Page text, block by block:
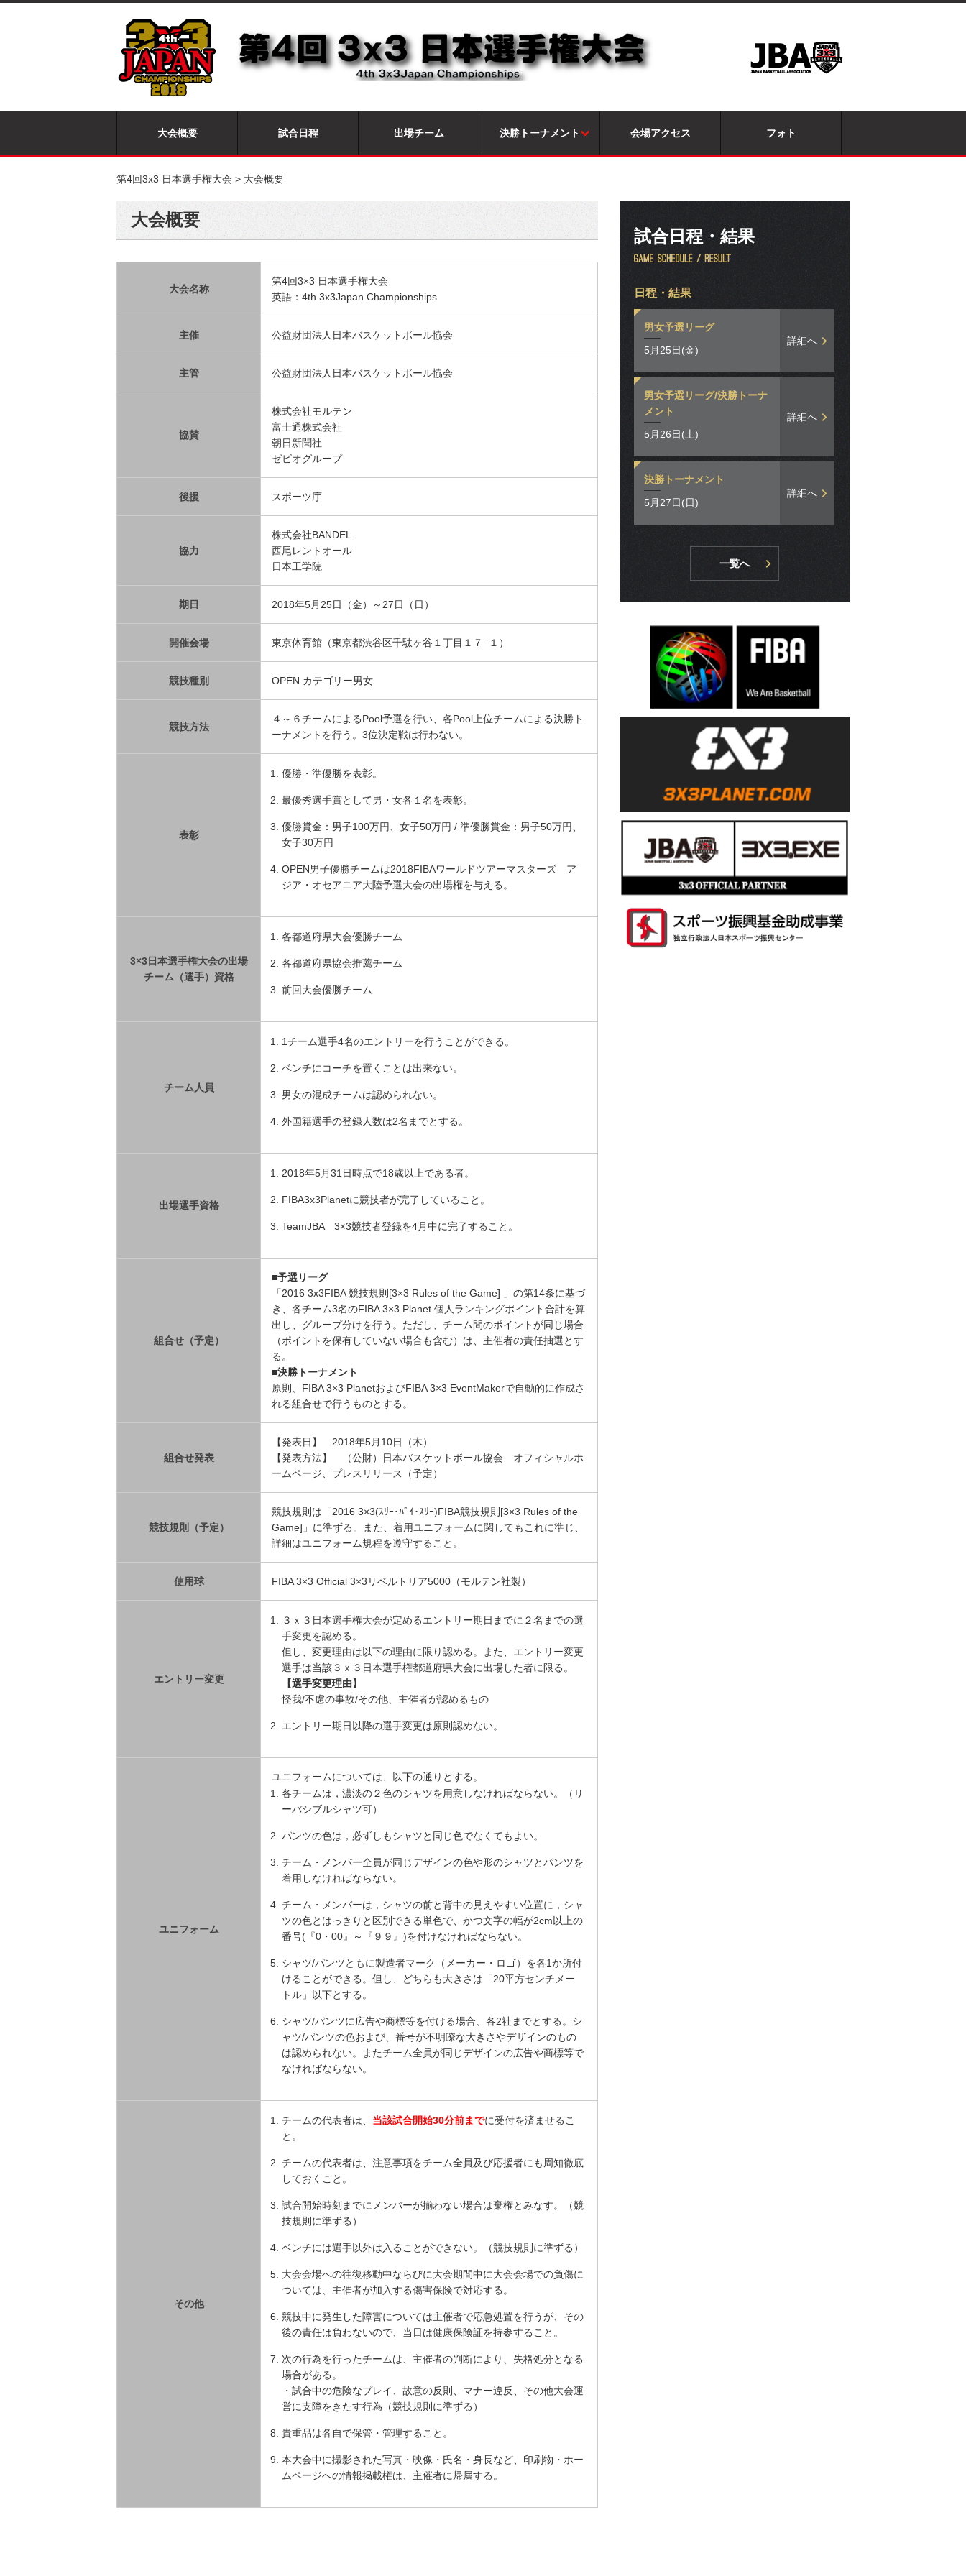
大会概要 試合日程 出場チーム 決勝トーナメント 会場アクセス フォト
第4回3x3 日本選手権大会 > 大会概要
大会概要
大会名称
第4回3×3 日本選手権大会
英語：4th 3x3Japan Championships
主催 公益財団法人日本バスケットボール協会
主管 公益財団法人日本バスケットボール協会
協賛
株式会社モルテン
富士通株式会社
朝日新聞社
ゼビオグループ
後援 スポーツ庁
協力
株式会社BANDEL
西尾レントオール
日本工学院
期日 2018年5月25日（金）～27日（日）
開催会場 東京体育館（東京都渋谷区千駄ヶ谷１丁目１７−１）
競技種別 OPEN カテゴリー男女
競技方法
４～６チームによるPool予選を行い、各Pool上位チームによる決勝ト
ーナメントを行う。3位決定戦は行わない。
表彰
優勝・準優勝を表彰。
最優秀選手賞として男・女各１名を表彰。
優勝賞金：男子100万円、女子50万円 / 準優勝賞金：男子50万円、
女子30万円
OPEN男子優勝チームは2018FIBAワールドツアーマスターズ ア
ジア・オセアニア大陸予選大会の出場権を与える。
3×3日本選手権大会の出場
チーム（選手）資格
各都道府県大会優勝チーム
各都道府県協会推薦チーム
前回大会優勝チーム
チーム人員
1チーム選手4名のエントリーを行うことができる。
ベンチにコーチを置くことは出来ない。
男女の混成チームは認められない。
外国籍選手の登録人数は2名までとする。
出場選手資格
2018年5月31日時点で18歳以上である者。
FIBA3x3Planetに競技者が完了していること。
TeamJBA 3×3競技者登録を4月中に完了すること。
組合せ（予定）
■予選リーグ
「2016 3x3FIBA 競技規則[3×3 Rules of the Game] 」の第14条に基づ
き、各チーム3名のFIBA 3×3 Planet 個人ランキングポイント合計を算
出し、グループ分けを行う。ただし、チーム間のポイントが同じ場合
（ポイントを保有していない場合も含む）は、主催者の責任抽選とす
る。
■決勝トーナメント
原則、FIBA 3×3 PlanetおよびFIBA 3×3 EventMakerで自動的に作成さ
れる組合せで行うものとする。
組合せ発表
【発表日】 2018年5月10日（木）
【発表方法】 （公財）日本バスケットボール協会 オフィシャルホ
ームページ、プレスリリース（予定）
競技規則（予定）
競技規則は「2016 3×3(ｽﾘｰ･ﾊﾞｲ･ｽﾘｰ)FIBA競技規則[3×3 Rules of the
Game]」に準ずる。また、着用ユニフォームに関してもこれに準じ、
詳細はユニフォーム規程を遵守すること。
使用球 FIBA 3×3 Official 3×3リベルトリア5000（モルテン社製）
エントリー変更
３ｘ３日本選手権大会が定めるエントリー期日までに２名までの選
手変更を認める。
但し、変更理由は以下の理由に限り認める。また、エントリー変更
選手は当該３ｘ３日本選手権都道府県大会に出場した者に限る。
【選手変更理由】
怪我/不慮の事故/その他、主催者が認めるもの
エントリー期日以降の選手変更は原則認めない。
ユニフォーム
ユニフォームについては、以下の通りとする。
各チームは，濃淡の２色のシャツを用意しなければならない。（リ
ーバシブルシャツ可）
パンツの色は，必ずしもシャツと同じ色でなくてもよい。
チーム・メンバー全員が同じデザインの色や形のシャツとパンツを
着用しなければならない。
チーム・メンバーは，シャツの前と背中の見えやすい位置に，シャ
ツの色とはっきりと区別できる単色で、かつ文字の幅が2cm以上の
番号(『0・00』～『９９』)を付けなければならない。
シャツ/パンツともに製造者マーク（メーカー・ロゴ）を各1か所付
けることができる。但し、どちらも大きさは「20平方センチメー
トル」以下とする。
シャツ/パンツに広告や商標等を付ける場合、各2社までとする。シ
ャツ/パンツの色および、番号が不明瞭な大きさやデザインのもの
は認められない。またチーム全員が同じデザインの広告や商標等で
なければならない。
その他
チームの代表者は、 当該試合開始30分前までに受付を済ませるこ
と。
チームの代表者は、注意事項をチーム全員及び応援者にも周知徹底
しておくこと。
試合開始時刻までにメンバーが揃わない場合は棄権とみなす。（競
技規則に準ずる）
ベンチには選手以外は入ることができない。（競技規則に準ずる）
大会会場への往復移動中ならびに大会期間中に大会会場での負傷に
ついては、主催者が加入する傷害保険で対応する。
競技中に発生した障害については主催者で応急処置を行うが、その
後の責任は負わないので、当日は健康保険証を持参すること。
次の行為を行ったチームは、主催者の判断により、失格処分となる
場合がある。
・試合中の危険なプレイ、故意の反則、マナー違反、その他大会運
営に支障をきたす行為（競技規則に準ずる）
貴重品は各自で保管・管理すること。
本大会中に撮影された写真・映像・氏名・身長など、印刷物・ホー
ムページへの情報掲載権は、主催者に帰属する。
試合日程・結果
日程・結果
男女予選リーグ
5月25日(金)
詳細へ
男女予選リーグ/決勝トーナ
メント
5月26日(土)
詳細へ
決勝トーナメント
5月27日(日)
詳細へ
一覧へ